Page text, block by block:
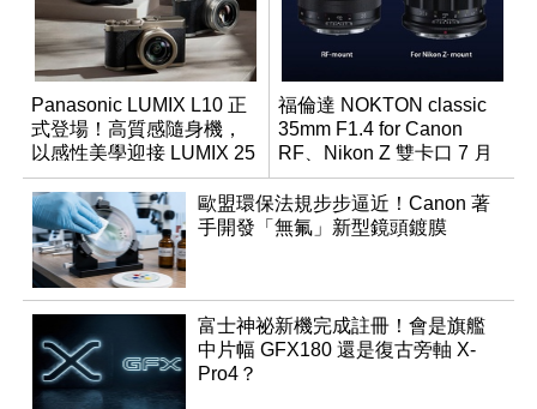
Panasonic LUMIX L10 正
式登場！高質感隨身機，
以感性美學迎接 LUMIX 25
週年
福倫達 NOKTON classic
35mm F1.4 for Canon
RF、Nikon Z 雙卡口 7 月
同步登台
歐盟環保法規步步逼近！Canon 著
手開發「無氟」新型鏡頭鍍膜
富士神祕新機完成註冊！會是旗艦
中片幅 GFX180 還是復古旁軸 X-
Pro4？